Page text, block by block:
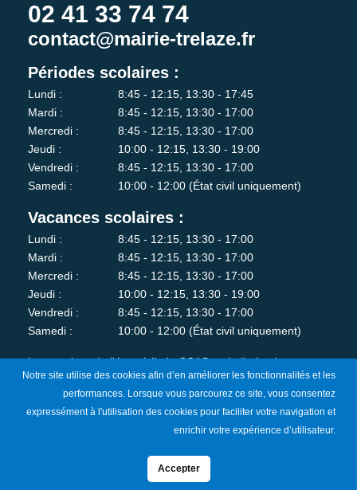
02 41 33 74 74
contact@mairie-trelaze.fr
Périodes scolaires :
Lundi :
8:45 - 12:15, 13:30 - 17:45
Mardi :
8:45 - 12:15, 13:30 - 17:00
Mercredi :
8:45 - 12:15, 13:30 - 17:00
Jeudi :
10:00 - 12:15, 13:30 - 19:00
Vendredi :
8:45 - 12:15, 13:30 - 17:00
Samedi :
10:00 - 12:00 (État civil uniquement)
Vacances scolaires :
Lundi :
8:45 - 12:15, 13:30 - 17:00
Mardi :
8:45 - 12:15, 13:30 - 17:00
Mercredi :
8:45 - 12:15, 13:30 - 17:00
Jeudi :
10:00 - 12:15, 13:30 - 19:00
Vendredi :
8:45 - 12:15, 13:30 - 17:00
Samedi :
10:00 - 12:00 (État civil uniquement)
Les services de l'état-civil, du CCAS et de l'urbanisme sont
fermés au public le lundi matin.
Je m'abonne à la newsletter
Notre site utilise des cookies afin d’en améliorer les fonctionnalités et les
performances. Lorsque vous parcourez ce site, vous consentez
expressément à l'utilisation des cookies pour faciliter votre navigation et
enrichir votre expérience d’utilisateur.
Accepter